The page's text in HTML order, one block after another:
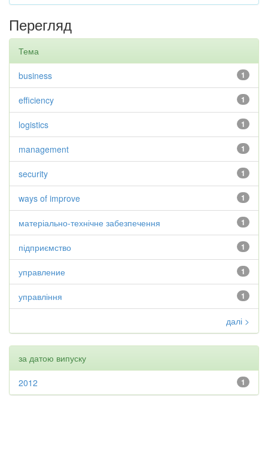
Перегляд
Тема
1
business
1
efficiency
1
logistics
1
management
1
security
1
ways of improve
1
матеріально-технічне забезпечення
1
підприємство
1
управление
1
управління
далі >
за датою випуску
1
2012